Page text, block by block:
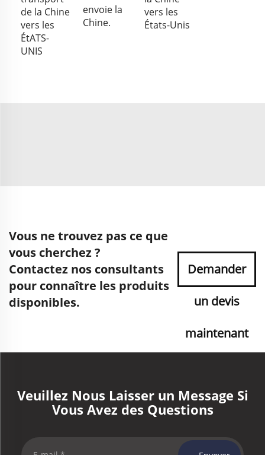
de la Chine
vers les
ÉtATS-
UNIS
envoie la
Chine.
vers les
États-Unis
Vous ne trouvez pas ce que
vous cherchez ?
Contactez nos consultants
pour connaître les produits
disponibles.
Demander
un devis
maintenant
Veuillez Nous Laisser un Message Si
Vous Avez des Questions